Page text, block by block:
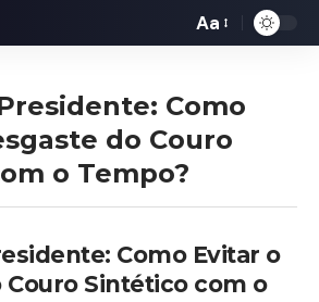
fontes
Aa
Como
do Couro
o Tempo?
Como Evitar o
Couro Sintético com o